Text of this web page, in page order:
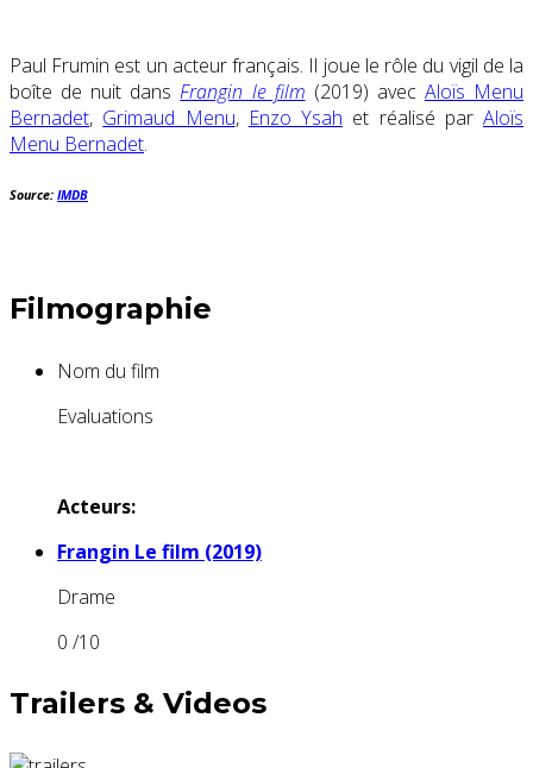
Paul Frumin est un acteur français. Il joue le rôle du vigil de la
boîte de nuit dansFrangin le film (2019) avec Aloïs Menu
Bernadet, Grimaud Menu, Enzo Ysah et réalisé par Aloïs
Menu Bernadet.
Source: IMDB
Filmographie
Nom du film
Evaluations
Acteurs:
Frangin Le film (2019)
Drame
0 /10
Trailers & Videos